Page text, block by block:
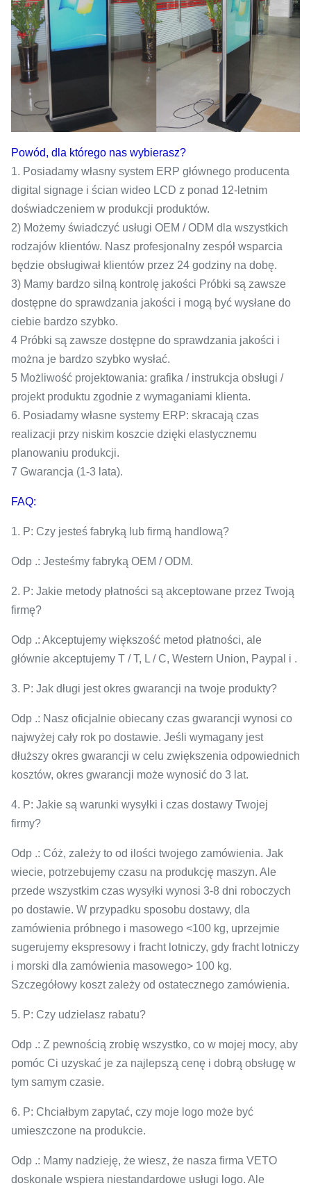
Powód, dla którego nas wybierasz?
1. Posiadamy własny system ERP głównego producenta
digital signage i ścian wideo LCD z ponad 12-letnim
doświadczeniem w produkcji produktów.
2) Możemy świadczyć usługi OEM / ODM dla wszystkich
rodzajów klientów. Nasz profesjonalny zespół wsparcia
będzie obsługiwał klientów przez 24 godziny na dobę.
3) Mamy bardzo silną kontrolę jakości Próbki są zawsze
dostępne do sprawdzania jakości i mogą być wysłane do
ciebie bardzo szybko.
4 Próbki są zawsze dostępne do sprawdzania jakości i
można je bardzo szybko wysłać.
5 Możliwość projektowania: grafika / instrukcja obsługi /
projekt produktu zgodnie z wymaganiami klienta.
6. Posiadamy własne systemy ERP: skracają czas
realizacji przy niskim koszcie dzięki elastycznemu
planowaniu produkcji.
7 Gwarancja (1-3 lata).
FAQ:
1. P: Czy jesteś fabryką lub firmą handlową?
Odp .: Jesteśmy fabryką OEM / ODM.
2. P: Jakie metody płatności są akceptowane przez Twoją
firmę?
Odp .: Akceptujemy większość metod płatności, ale
głównie akceptujemy T / T, L / C, Western Union, Paypal i .
3. P: Jak długi jest okres gwarancji na twoje produkty?
Odp .: Nasz oficjalnie obiecany czas gwarancji wynosi co
najwyżej cały rok po dostawie. Jeśli wymagany jest
dłuższy okres gwarancji w celu zwiększenia odpowiednich
kosztów, okres gwarancji może wynosić do 3 lat.
4. P: Jakie są warunki wysyłki i czas dostawy Twojej
firmy?
Odp .: Cóż, zależy to od ilości twojego zamówienia. Jak
wiecie, potrzebujemy czasu na produkcję maszyn. Ale
przede wszystkim czas wysyłki wynosi 3-8 dni roboczych
po dostawie. W przypadku sposobu dostawy, dla
zamówienia próbnego i masowego <100 kg, uprzejmie
sugerujemy ekspresowy i fracht lotniczy, gdy fracht lotniczy
i morski dla zamówienia masowego> 100 kg.
Szczegółowy koszt zależy od ostatecznego zamówienia.
5. P: Czy udzielasz rabatu?
Odp .: Z pewnością zrobię wszystko, co w mojej mocy, aby
pomóc Ci uzyskać je za najlepszą cenę i dobrą obsługę w
tym samym czasie.
6. P: Chciałbym zapytać, czy moje logo może być
umieszczone na produkcie.
Odp .: Mamy nadzieję, że wiesz, że nasza firma VETO
doskonale wspiera niestandardowe usługi logo. Ale